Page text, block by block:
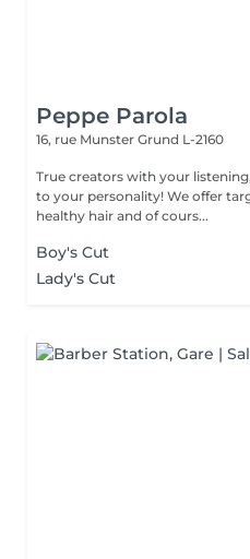
Peppe Parola
16, rue Munster Grund L-2160
True creators with your
to your personality! We offer
healthy hair and of cours...
Boy's Cut
Lady's Cut